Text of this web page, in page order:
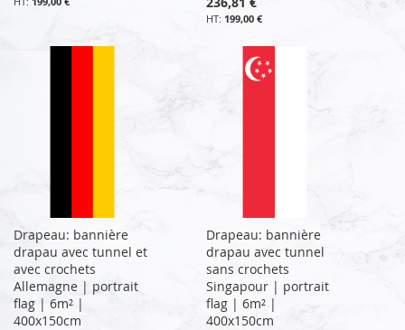
199,00 €
Drapeau: bannière
drapau avec tunnel et
avec crochets
Allemagne | portrait
flag | 6m² |
400x150cm
Drapeau: bannière
drapau avec tunnel
sans crochets
Singapour | portrait
flag | 6m² |
400x150cm